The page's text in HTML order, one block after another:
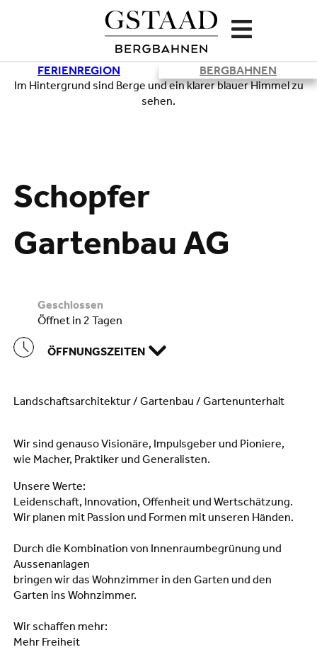
FERIENREGION BERGBAHNEN
Schopfer
Gartenbau AG
geschlossen
öffnet in 2 Tagen
ÖFFNUNGSZEITEN
Landschaftsarchitektur / Gartenbau / Gartenunterhalt
Wir sind genauso Visionäre, Impulsgeber und Pioniere,
wie Macher, Praktiker und Generalisten.
Unsere Werte:
Leidenschaft, Innovation, Offenheit und Wertschätzung.
Wir planen mit Passion und Formen mit unseren Händen.
Durch die Kombination von Innenraumbegrünung und
Aussenanlagen
bringen wir das Wohnzimmer in den Garten und den
Garten ins Wohnzimmer.
Wir schaffen mehr:
Mehr Freiheit